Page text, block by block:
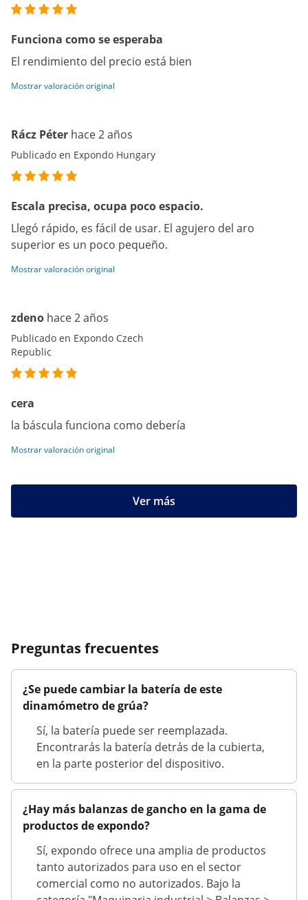
Funciona como se esperaba
El rendimiento del precio está bien
Mostrar valoración original
Rácz Péter hace 2 años
Publicado en Expondo Hungary
Escala precisa, ocupa poco espacio.
Llegó rápido, es fácil de usar. El agujero del aro
superior es un poco pequeño.
Mostrar valoración original
zdeno hace 2 años
Publicado en Expondo Czech
Republic
cera
la báscula funciona como debería
Mostrar valoración original
Ver más
Preguntas frecuentes
¿Se puede cambiar la batería de este
dinamómetro de grúa?
Sí, la batería puede ser reemplazada.
Encontrarás la batería detrás de la cubierta,
en la parte posterior del dispositivo.
¿Hay más balanzas de gancho en la gama de
productos de expondo?
Sí, expondo ofrece una amplia de productos
tanto autorizados para uso en el sector
comercial como no autorizados. Bajo la